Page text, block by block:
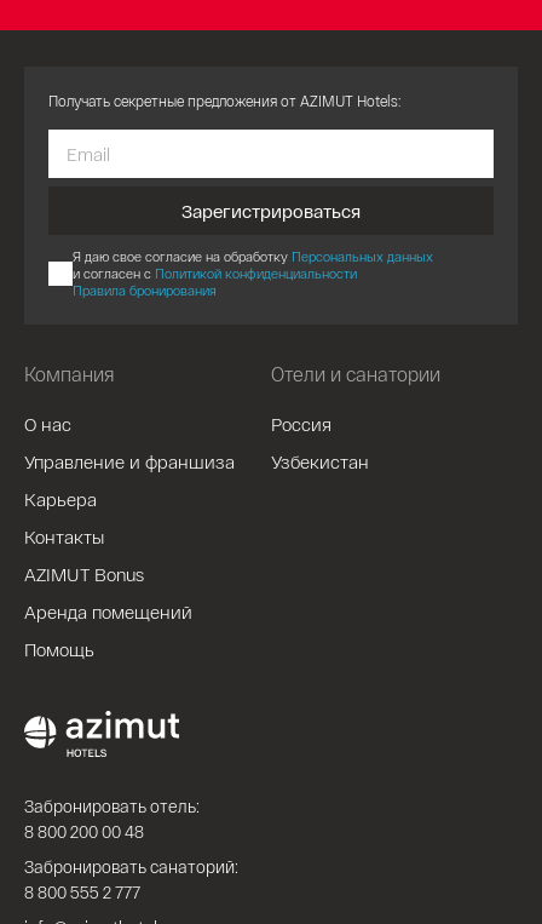
Компания
О нас
Управление и франшиза
Карьера
Контакты
AZIMUT Bonus
Аренда помещений
Помощь
Отели и санатории
Россия
Узбекистан
Получать секретные предложения от AZIMUT Hotels:
Зарегистрироваться
Я даю свое согласие на обработку Персональных данных
и согласен с Политикой конфиденциальности
Правила бронирования
Забронировать отель:
8 800 200 00 48
Забронировать санаторий:
8 800 555 2 777